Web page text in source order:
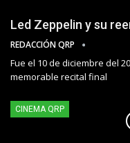
Led Zeppelin y su
REDACCIÓN QRP
Fue el 10 de diciembre del
memorable recital final
CINEMA QRP